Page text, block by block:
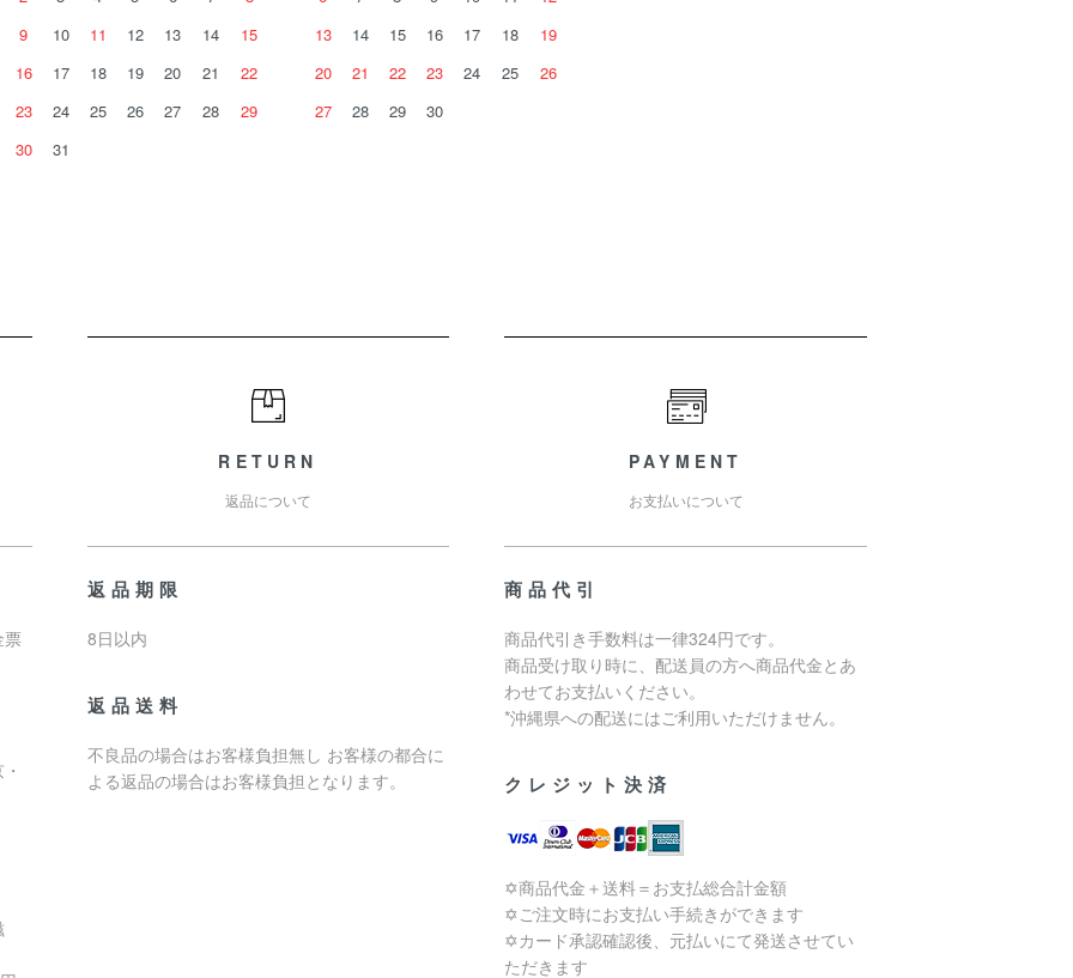
9
10 11 12 13 14
15
16
17 18 19 20 21
22
23
24 25 26 27 28
29
30
31
13
14 15 16 17 18
19
20
21 22 23 24 25
26
27
28 29 30
票
RETURN
返品について
返品期限
8日以内
返品送料
不良品の場合はお客様負担無し お客様の都合に
よる返品の場合はお客様負担となります。
PAYMENT
お支払いについて
商品代引
商品代引き手数料は一律324円です。
商品受け取り時に、配送員の方へ商品代金とあ
わせてお支払いください。
*沖縄県への配送にはご利用いただけません。
クレジット決済
✡商品代金＋送料＝お支払総合計金額
✡ご注文時にお支払い手続きができます
✡カード承認確認後、元払いにて発送させてい
ただきます